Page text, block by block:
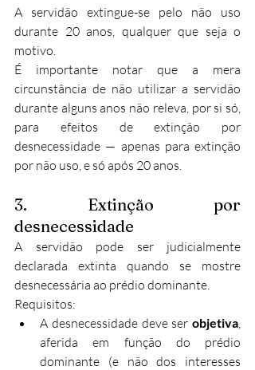
A servidão extingue-se pelo não uso
durante 20 anos, qualquer que seja o
motivo.
É importante notar que a mera
circunstância de não utilizar a servidão
durante alguns anos não releva, por si só,
para efeitos de extinção por
desnecessidade — apenas para extinção
por não uso, e só após 20 anos.​
3. Extinção por
desnecessidade
A servidão pode ser judicialmente
declarada extinta quando se mostre
desnecessária ao prédio dominante.
Requisitos:
A desnecessidade deve ser objetiva,
aferida em função do prédio
dominante (e não dos interesses